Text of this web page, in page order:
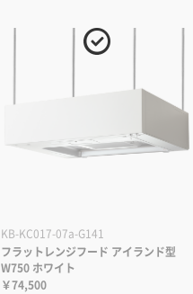
KB-KC017-07a-G141
フラットレンジフード アイランド型
W750 ホワイト
￥74,500